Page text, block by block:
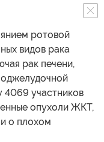
ротовой
видов рака
рак печени,
4069 участников
опухоли ЖКТ,
о плохом